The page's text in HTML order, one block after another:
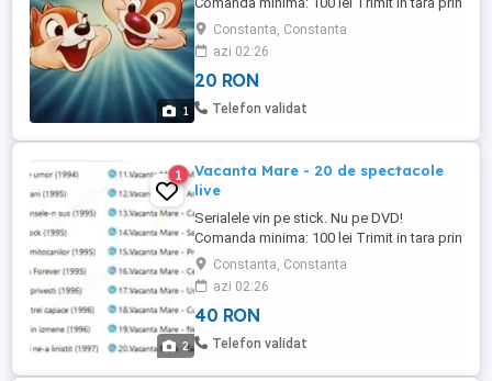
1
Posta Romana. Costa 15 lei.
Constanta, Constanta
azi 02:26
20 RON
Telefon validat
2
1
Vacanta Mare - 20 de spectacole
live
Serialele vin pe stick. Nu pe DVD!
Comanda minima: 100 lei Trimit in tara prin
Posta Romana. Costa 15 lei.
Constanta, Constanta
azi 02:26
40 RON
Telefon validat